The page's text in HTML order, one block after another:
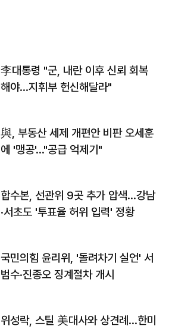
李대통령 "군, 내란 이후 신뢰 회복
해야…지휘부 헌신해달라"
與, 부동산 세제 개편안 비판 오세훈
에 '맹공'…"공급 억제기"
합수본, 선관위 9곳 추가 압색…강남
·서초도 '투표율 허위 입력' 정황
국민의힘 윤리위, '돌려차기 실언' 서
범수·진종오 징계절차 개시
위성락, 스틸 美대사와 상견례…한미